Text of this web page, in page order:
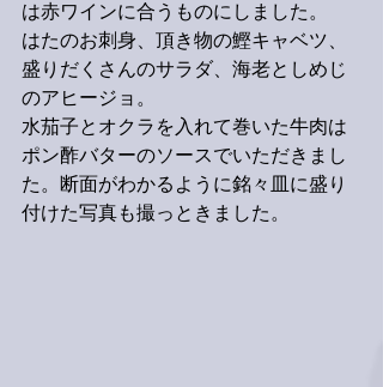
は赤ワインに合うものにしました。
はたのお刺身、頂き物の鰹キャベツ、
盛りだくさんのサラダ、海老としめじ
のアヒージョ。
水茄子とオクラを入れて巻いた牛肉は
ポン酢バターのソースでいただきまし
た。断面がわかるように銘々皿に盛り
付けた写真も撮っときました。